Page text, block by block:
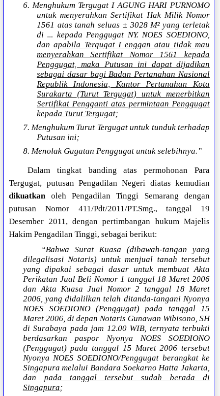
6. Menghukum Tergugat I AGUNG HARI PURNOMO
untuk menyerahkan Sertifikat Hak Milik Nomor
1561 atas tanah seluas ± 3028 M² yang terletak
di ... kepada Penggugat NY. NOES SOEDIONO,
danapabila Tergugat I enggan atau tidak mau
menyerahkan Sertifikat Nomor 1561 kepada
Penggugat, maka Putusan ini dapat dijadikan
sebagai dasar bagi Badan Pertanahan Nasional
Republik Indonesia, Kantor Pertanahan Kota
Surakarta (Turut Tergugat) untuk menerbitkan
Sertifikat Pengganti atas permintaan Penggugat
kepada Turut Tergugat;
7. Menghukum Turut Tergugat untuk tunduk terhadap
Putusan ini;
8. Menolak Gugatan Penggugat untuk selebihnya.”
Dalam tingkat banding atas permohonan Para
Tergugat, putusan Pengadilan Negeri diatas kemudian
dikuatkanoleh Pengadilan Tinggi Semarang dengan
putusan Nomor 411/Pdt/2011/PT.Smg., tanggal 19
Desember 2011, dengan pertimbangan hukum Majelis
Hakim Pengadilan Tinggi, sebagai berikut:
“Bahwa Surat Kuasa (dibawah-tangan yang
dilegalisasi Notaris) untuk menjual tanah tersebut
yang dipakai sebagai dasar untuk membuat Akta
Perikatan Jual Beli Nomor 1 tanggal 18 Maret 2006
dan Akta Kuasa Jual Nomor 2 tanggal 18 Maret
2006, yang didalilkan telah ditanda-tangani Nyonya
NOES SOEDIONO (Penggugat) pada tanggal 15
Maret 2006, di depan Notaris Gunawan Wibisono, SH
di Surabaya pada jam 12.00 WIB, ternyata terbukti
berdasarkan paspor Nyonya NOES SOEDIONO
(Penggugat) pada tanggal 15 Maret 2006 tersebut
Nyonya NOES SOEDIONO/Penggugat berangkat ke
Singapura melalui Bandara Soekarno Hatta Jakarta,
dan pada tanggal tersebut sudah berada di
Singapura;